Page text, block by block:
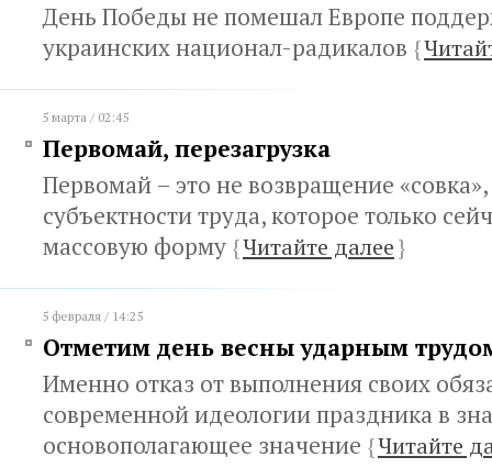
День Победы не помешал Европе
украинских национал-радикалов {
5 марта / 02:45
Первомай, перезагрузка
Первомай – это не возвращение
субъектности труда, которое только
массовую форму {Читайте далее}
5 февраля / 14:25
Отметим день весны ударным
Именно отказ от выполнения своих
современной идеологии праздника в
основополагающее значение {Читайте